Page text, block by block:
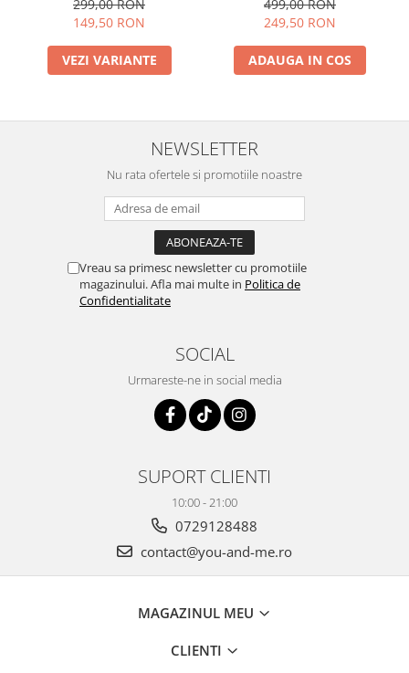
299,00 RON
149,50 RON
VEZI VARIANTE
499,00 RON
249,50 RON
ADAUGA IN COS
NEWSLETTER
Nu rata ofertele si promotiile noastre
Vreau sa primesc newsletter cu promotiile
magazinului. Afla mai multe in Politica de
Confidentialitate
SOCIAL
Urmareste-ne in social media
SUPORT CLIENTI
10:00 - 21:00
0729128488
contact@you-and-me.ro
MAGAZINUL MEU
CLIENTI